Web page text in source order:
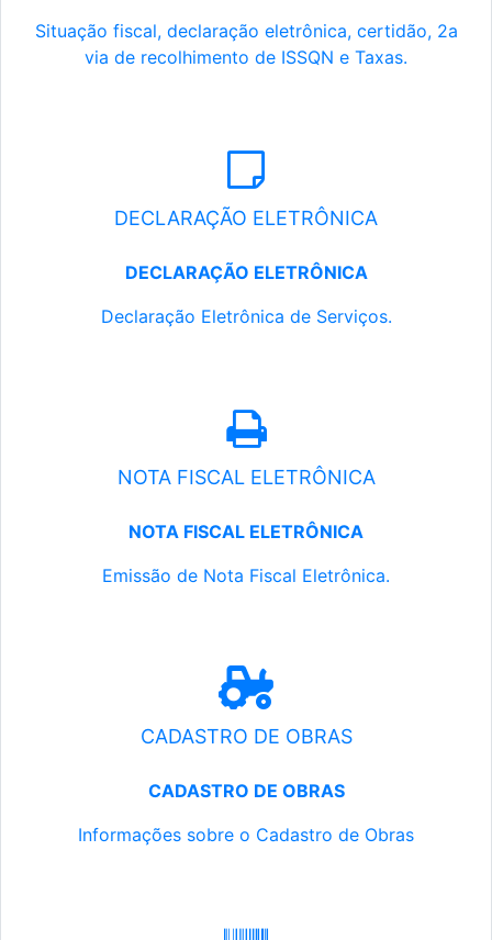
Situação fiscal, declaração eletrônica, certidão, 2a
via de recolhimento de ISSQN e Taxas.
DECLARAÇÃO ELETRÔNICA
DECLARAÇÃO ELETRÔNICA
Declaração Eletrônica de Serviços.
NOTA FISCAL ELETRÔNICA
NOTA FISCAL ELETRÔNICA
Emissão de Nota Fiscal Eletrônica.
CADASTRO DE OBRAS
CADASTRO DE OBRAS
Informações sobre o Cadastro de Obras